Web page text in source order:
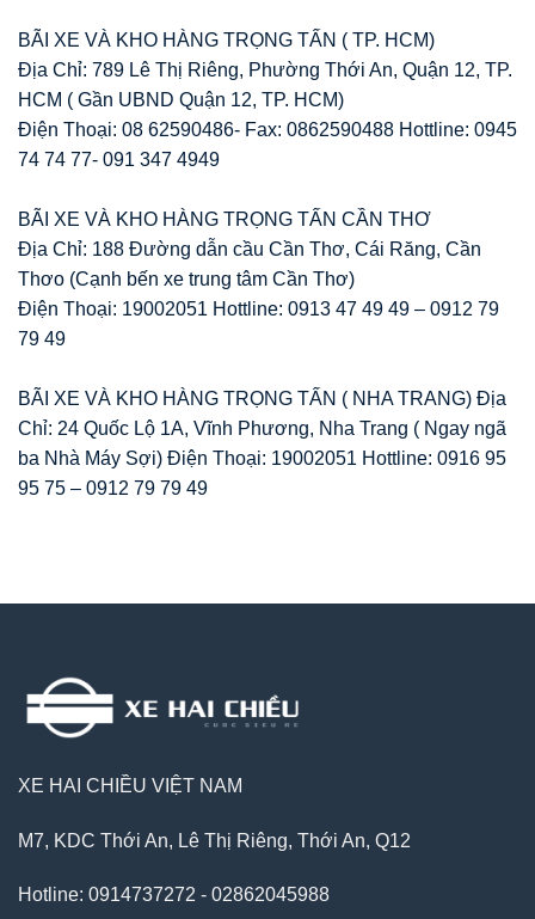
BÃI XE VÀ KHO HÀNG TRỌNG TẤN ( TP. HCM)
Địa Chỉ: 789 Lê Thị Riêng, Phường Thới An, Quận 12, TP.
HCM ( Gần UBND Quận 12, TP. HCM)
Điện Thoại: 08 62590486- Fax: 0862590488 Hottline: 0945
74 74 77- 091 347 4949
BÃI XE VÀ KHO HÀNG TRỌNG TẤN CẦN THƠ
Địa Chỉ: 188 Đường dẫn cầu Cần Thơ, Cái Răng, Cần
Thơo (Cạnh bến xe trung tâm Cần Thơ)
Điện Thoại: 19002051 Hottline: 0913 47 49 49 – 0912 79
79 49
BÃI XE VÀ KHO HÀNG TRỌNG TẤN ( NHA TRANG) Địa
Chỉ: 24 Quốc Lộ 1A, Vĩnh Phương, Nha Trang ( Ngay ngã
ba Nhà Máy Sợi) Điện Thoại: 19002051 Hottline: 0916 95
95 75 – 0912 79 79 49
XE HAI CHIỀU VIỆT NAM
M7, KDC Thới An, Lê Thị Riêng, Thới An, Q12
Hotline: 0914737272 - 02862045988